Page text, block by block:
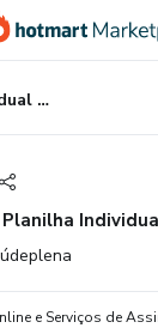
🔢 Planilha Individual exatas e natureza
Planilha
e Serviços de